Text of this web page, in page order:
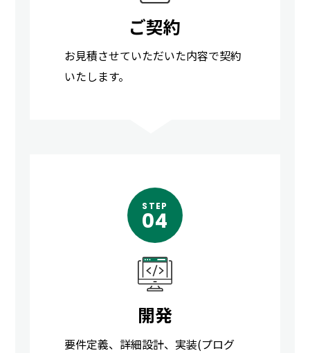
ご契約
お見積させていただいた内容で契約
いたします。
STEP
04
開発
要件定義、詳細設計、実装(プログ